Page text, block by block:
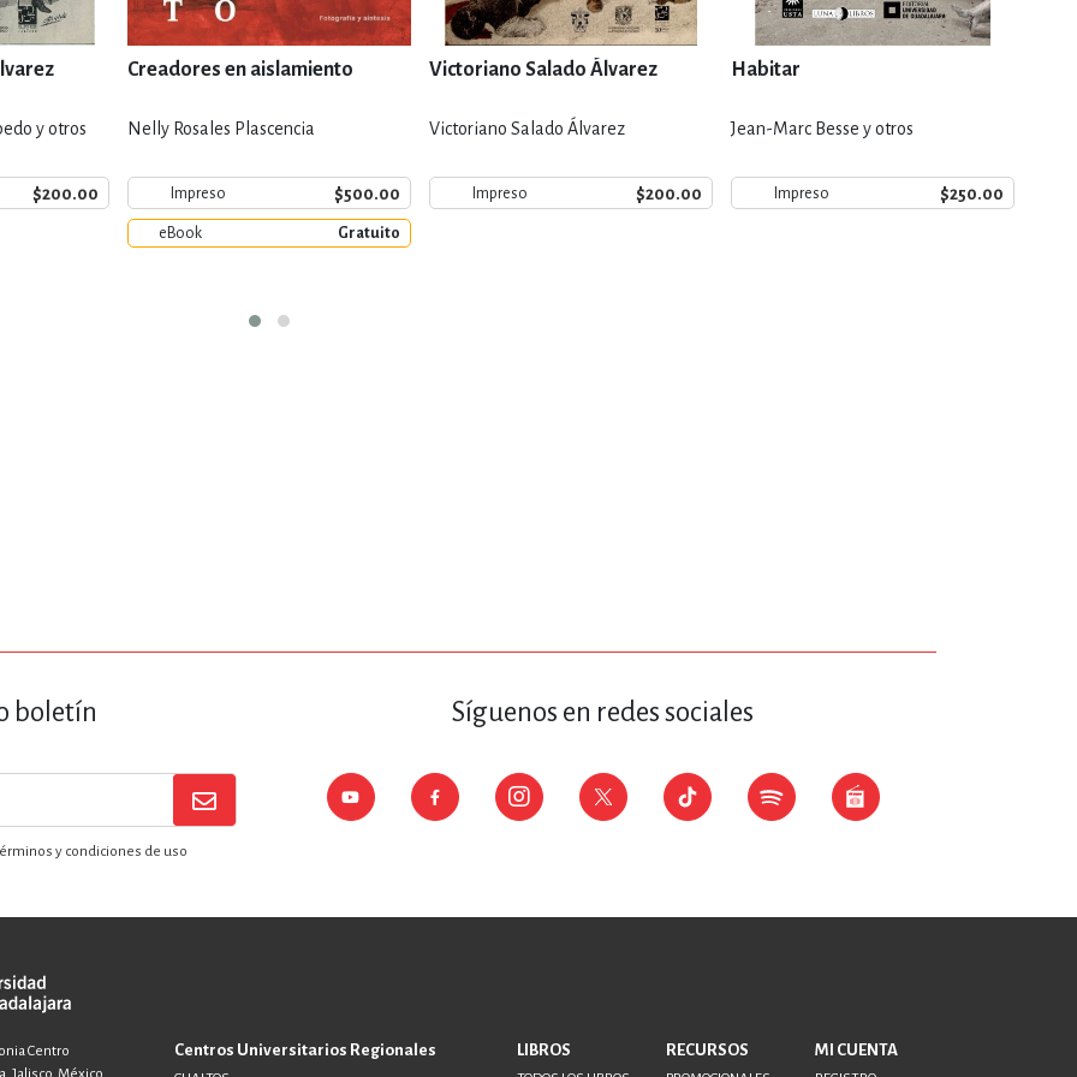
y otros
$200.00
Creadores en aislamiento
Nelly Rosales Plascencia
Impreso $500.00
eBook Gratuito
Victoriano Salado Álvarez
Victoriano Salado Álvarez
Impreso $200.00
Habitar
Jean-Marc Besse y otros
Impreso $250.00
boletín
y condiciones de uso
Síguenos en redes sociales
Centro
Centros Universitarios Regionales LIBROS RECURSOS MI CUENTA